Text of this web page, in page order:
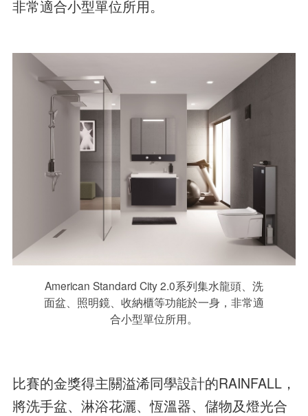
非常適合小型單位所用。
American Standard City 2.0系列集水龍頭、洗
面盆、照明鏡、收納櫃等功能於一身，非常適
合小型單位所用。
比賽的金獎得主關溢浠同學設計的RAINFALL，
將洗手盆、淋浴花灑、恆溫器、儲物及燈光合